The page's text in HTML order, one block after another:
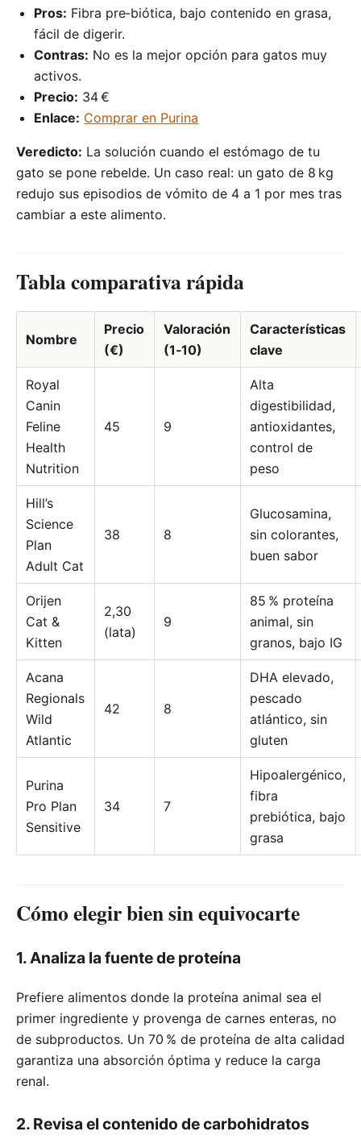
Pros: Fibra pre‑biótica, bajo contenido en grasa,
fácil de digerir.
Contras: No es la mejor opción para gatos muy
activos.
Precio: 34 €
Enlace: Comprar en Purina
Veredicto: La solución cuando el estómago de tu
gato se pone rebelde. Un caso real: un gato de 8 kg
redujo sus episodios de vómito de 4 a 1 por mes tras
cambiar a este alimento.
Tabla comparativa rápida
Nombre
Precio
(€)
Valoración
(1‑10)
Características
clave
Royal
Canin
Feline
Health
Nutrition
45 9
Alta
digestibilidad,
antioxidantes,
control de
peso
Hill’s
Science
Plan
Adult Cat
38 8
Glucosamina,
sin colorantes,
buen sabor
Orijen
Cat &
Kitten
2,30
(lata)
9
85 % proteína
animal, sin
granos, bajo IG
Acana
Regionals
Wild
Atlantic
42 8
DHA elevado,
pescado
atlántico, sin
gluten
Purina
Pro Plan
Sensitive
34 7
Hipoalergénico,
fibra
prebiótica, bajo
grasa
Cómo elegir bien sin equivocarte
1. Analiza la fuente de proteína
Prefiere alimentos donde la proteína animal sea el
primer ingrediente y provenga de carnes enteras, no
de subproductos. Un 70 % de proteína de alta calidad
garantiza una absorción óptima y reduce la carga
renal.
2. Revisa el contenido de carbohidratos